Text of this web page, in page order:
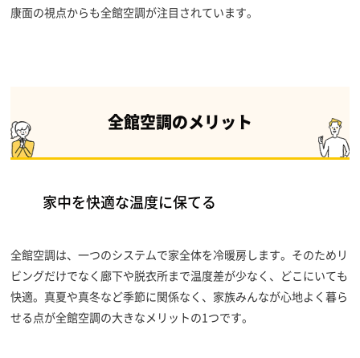
康面の視点からも全館空調が注目されています。
全館空調のメリット
家中を快適な温度に保てる
全館空調は、一つのシステムで家全体を冷暖房します。そのためリ
ビングだけでなく廊下や脱衣所まで温度差が少なく、どこにいても
快適。真夏や真冬など季節に関係なく、家族みんなが心地よく暮ら
せる点が全館空調の大きなメリットの1つです。